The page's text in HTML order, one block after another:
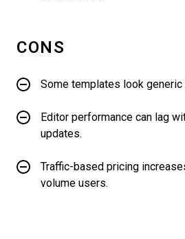
CONS
Some templates look generic
Editor performance can lag
updates.
Traffic-based pricing
volume users.